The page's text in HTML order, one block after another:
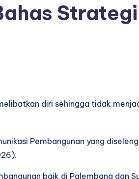
Strategi
diri sehingga tidak
Pembangunan yang
baik di Palembang dan